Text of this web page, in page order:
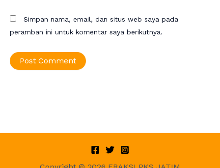
Simpan nama, email, dan situs web saya pada
peramban ini untuk komentar saya berikutnya.